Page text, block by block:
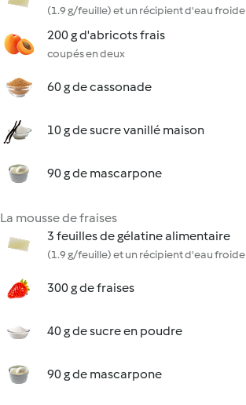
(1.9 g/feuille) et un récipient d'eau froide
200 g d'abricots frais
coupés en deux
60 g de cassonade
10 g de sucre vanillé maison
90 g de mascarpone
La mousse de fraises
3 feuilles de gélatine alimentaire
(1.9 g/feuille) et un récipient d'eau froide
300 g de fraises
40 g de sucre en poudre
90 g de mascarpone